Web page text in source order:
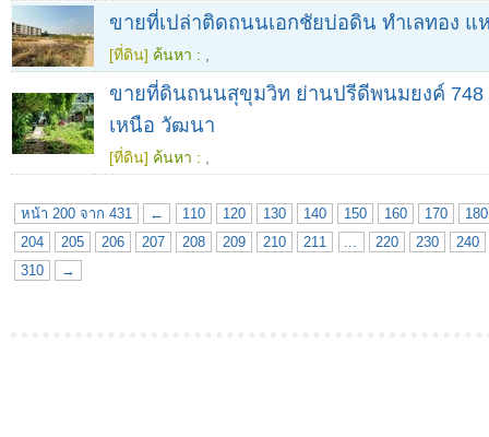
ขายที่เปล่าติดถนนเอกชัยบ่อดิน ทำเลทอง แ
[ที่ดิน] ค้นหา :
ขายที่ดินถนนสุขุมวิท ย่านปรีดีพนมยงค์ 748
เหนือ วัฒนา
[ที่ดิน] ค้นหา :
หน้า 200 จาก 431 ← 110 120 130 140 150 160 170
180
204
205 206 207 208 209 210 211 ... 220 230
240
310
→